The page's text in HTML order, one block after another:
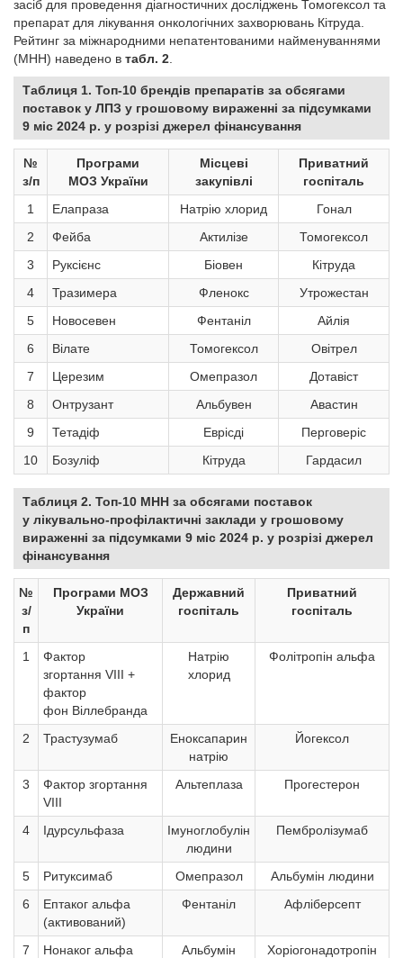
засіб для проведення діагностичних досліджень Томогексол та
препарат для лікування онкологічних захворювань Кітруда.
Рейтинг за міжнародними непатентованими найменуваннями
(МНН) наведено в табл. 2
Таблиця 1. Топ-10 брендів препаратів за обсягами
поставок у ЛПЗ у грошовому вираженні за підсумками
9 міс 2024 р. у розрізі джерел фінансування
№
з/п
Програми
МОЗ України
Місцеві
закупівлі
Приватний
госпіталь
1
Елапраза Натрію хлорид
Гонал
2
Фейба Актилізе
Томогексол
3
Руксієнс Біовен
Кітруда
4
Тразимера Фленокс
Утрожестан
5
Новосевен Фентаніл
Айлія
6
Вілате Томогексол
Овітрел
7
Церезим Омепразол
Дотавіст
8
Онтрузант Альбувен
Авастин
9
Тетадіф Еврісді
Перговеріс
10
Бозуліф Кітруда Гардасил
Таблиця 2. Топ-10 МНН за обсягами поставок
у лікувально-профілактичні заклади у грошовому
вираженні за підсумками 9 міс 2024 р. у розрізі джерел
фінансування
№
з/
п
Програми МОЗ
України
Державний
госпіталь
Приватний
госпіталь
1
Фактор
згортання VIII +
фактор
фон Віллебранда
Натрію
хлорид
Фолітропін альфа
2 Трастузумаб
Еноксапарин
натрію
Йогексол
3
Фактор згортання
VIII
Альтеплаза Прогестерон
4 Ідурсульфаза
Імуноглобулін
людини
Пембролізумаб
5 Ритуксимаб Омепразол
Альбумін людини
6
Ептаког альфа
(активований)
Фентаніл Афліберсепт
7 Нонаког альфа
Альбумін
Хоріогонадотропін